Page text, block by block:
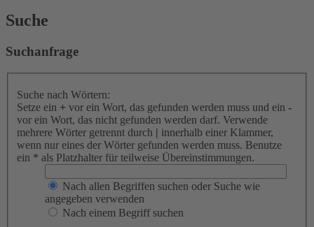
Suche
Suchanfrage
Suche nach Wörtern:
Setze ein + vor ein Wort, das gefunden werden muss und ein -
vor ein Wort, das nicht gefunden werden darf. Verwende
mehrere Wörter getrennt durch | innerhalb einer Klammer,
wenn nur eines der Wörter gefunden werden muss. Benutze
ein * als Platzhalter für teilweise Übereinstimmungen.
Nach allen Begriffen suchen oder Suche wie
angegeben verwenden
Nach einem Begriff suchen